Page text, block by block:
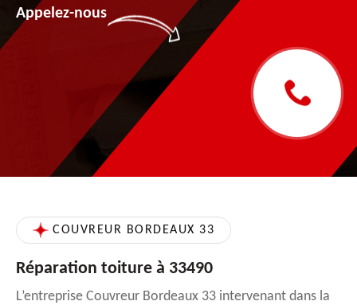
Appelez-nous
COUVREUR BORDEAUX 33
Réparation toiture à 33490
L’entreprise Couvreur Bordeaux 33 intervenant dans la